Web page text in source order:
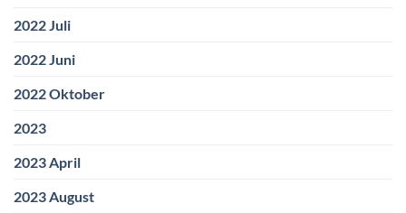
2022 Juli
2022 Juni
2022 Oktober
2023
2023 April
2023 August